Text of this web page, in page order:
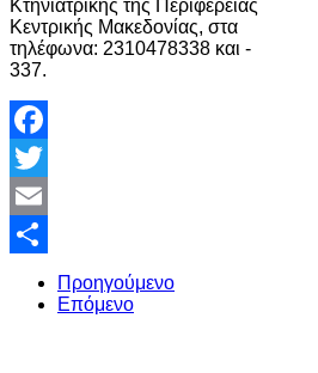
Κτηνιατρικής της Περιφέρειας
Κεντρικής Μακεδονίας, στα
τηλέφωνα: 2310478338 και -
337.
Facebook
Twitter
Email
Share
Προηγούμενο
Επόμενο